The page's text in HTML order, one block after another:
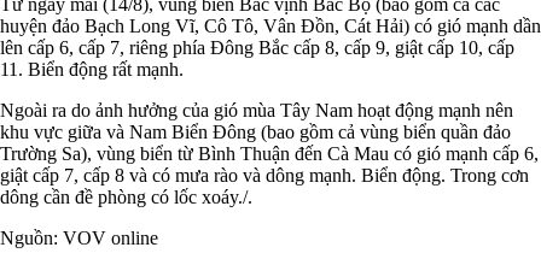
huyện đảo Bạch Long Vĩ, Cô Tô, Vân Đồn, Cát Hải) có gió mạnh dần
lên cấp 6, cấp 7, riêng phía Đông Bắc cấp 8, cấp 9, giật cấp 10, cấp
11. Biển động rất mạnh.
Ngoài ra do ảnh hưởng của gió mùa Tây Nam hoạt động mạnh nên
khu vực giữa và Nam Biển Đông (bao gồm cả vùng biển quần đảo
Trường Sa), vùng biển từ Bình Thuận đến Cà Mau có gió mạnh cấp 6,
giật cấp 7, cấp 8 và có mưa rào và dông mạnh. Biển động. Trong cơn
dông cần đề phòng có lốc xoáy./.
Nguồn: VOV online